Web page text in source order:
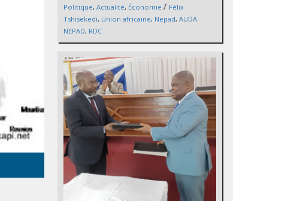
Politique, Actualité, Économie / Félix
Tshisekedi, Union africaine, Nepad, AUDA-
NEPAD, RDC